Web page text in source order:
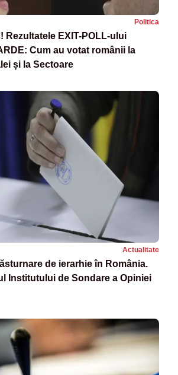
Politica
Rezultatele EXIT-POLL-ului
Cum au votat românii la
și la Sectoare
Actualitate
de ierarhie în România.
Institutului de Sondare a Opiniei